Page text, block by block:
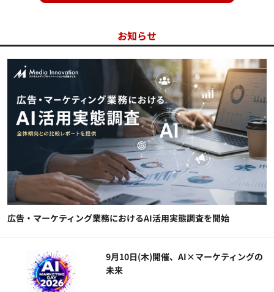
お知らせ
広告・マーケティング業務におけるAI活用実態調査を開始
9月10日(木)開催、AI×マーケティングの
未来